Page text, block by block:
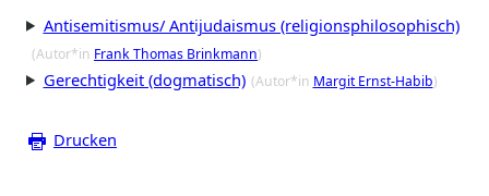
Antisemitismus/ Antijudaismus (religionsphilosophisch)
(Autor*in Frank Thomas Brinkmann)
Gerechtigkeit (dogmatisch) (Autor*in Margit Ernst-Habib)
Drucken